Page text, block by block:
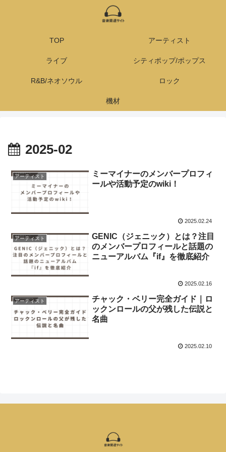
TOP アーティスト
ライブ シティポップ/ポップス
R&B/ネオソウル ロック
機材
2025-02
アーティスト
ミーマイナーのメンバープロフィ
ールや活動予定のwiki！
2025.02.24
アーティスト
GENIC（ジェニック）とは？注目
のメンバープロフィールと話題の
ニューアルバム『if』を徹底紹介
2025.02.16
アーティスト
チャック・ベリー完全ガイド｜ロ
ックンロールの父が残した伝説と
名曲
2025.02.10